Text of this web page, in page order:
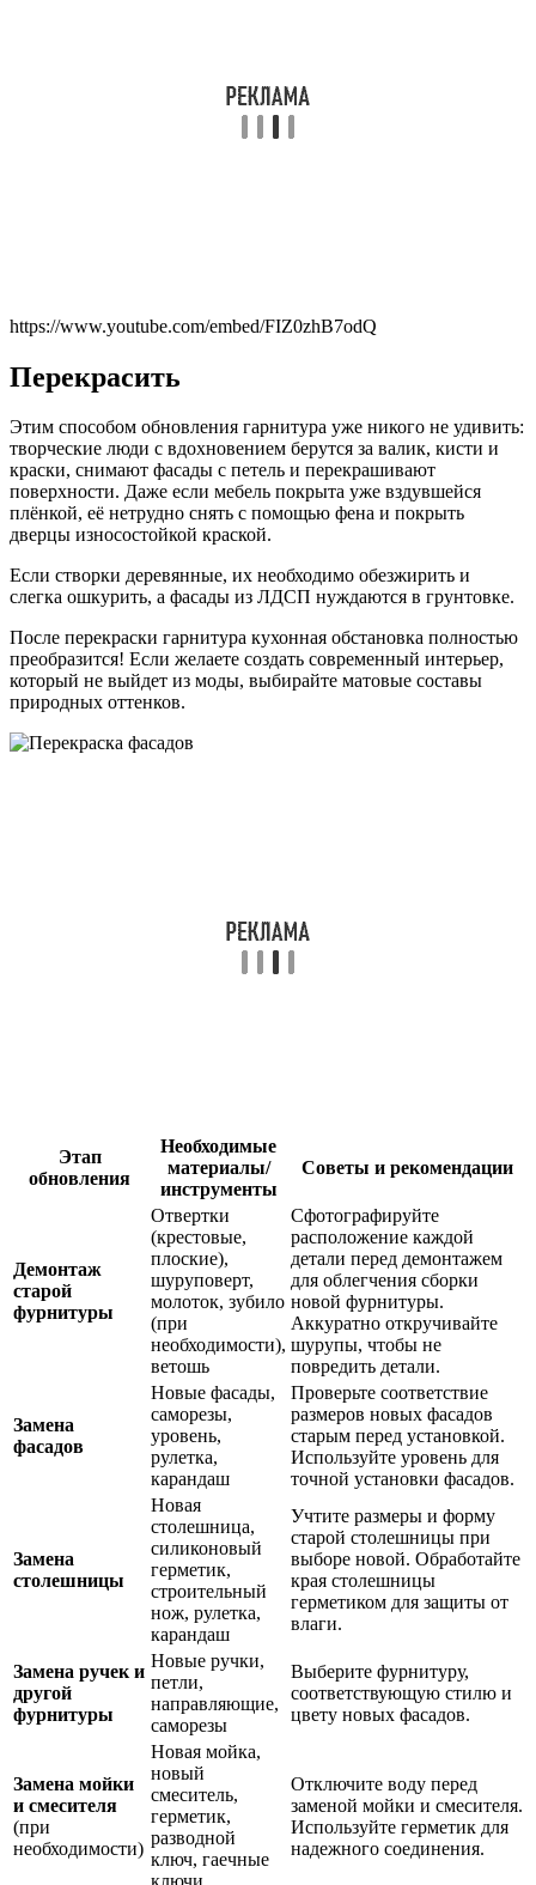
https://www.youtube.com/embed/FIZ0zhB7odQ
Перекрасить
Этим способом обновления гарнитура уже никого не удивить:
творческие люди с вдохновением берутся за валик, кисти и
краски, снимают фасады с петель и перекрашивают
поверхности. Даже если мебель покрыта уже вздувшейся
плёнкой, её нетрудно снять с помощью фена и покрыть
дверцы износостойкой краской.
Если створки деревянные, их необходимо обезжирить и
слегка ошкурить, а фасады из ЛДСП нуждаются в грунтовке.
После перекраски гарнитура кухонная обстановка полностью
преобразится! Если желаете создать современный интерьер,
который не выйдет из моды, выбирайте матовые составы
природных оттенков.
Этап
обновления
Необходимые
материалы/
инструменты
Советы и рекомендации
Демонтаж
старой
фурнитуры
Отвертки
(крестовые,
плоские),
шуруповерт,
молоток, зубило
(при
необходимости),
ветошь
Сфотографируйте
расположение каждой
детали перед демонтажем
для облегчения сборки
новой фурнитуры.
Аккуратно откручивайте
шурупы, чтобы не
повредить детали.
Замена
фасадов
Новые фасады,
саморезы,
уровень,
рулетка,
карандаш
Проверьте соответствие
размеров новых фасадов
старым перед установкой.
Используйте уровень для
точной установки фасадов.
Замена
столешницы
Новая
столешница,
силиконовый
герметик,
строительный
нож, рулетка,
карандаш
Учтите размеры и форму
старой столешницы при
выборе новой. Обработайте
края столешницы
герметиком для защиты от
влаги.
Замена ручек и
другой
фурнитуры
Новые ручки,
петли,
направляющие,
саморезы
Выберите фурнитуру,
соответствующую стилю и
цвету новых фасадов.
Замена мойки
и смесителя
(при
необходимости)
Новая мойка,
новый
смеситель,
герметик,
разводной
ключ, гаечные
Отключите воду перед
заменой мойки и смесителя.
Используйте герметик для
надежного соединения.